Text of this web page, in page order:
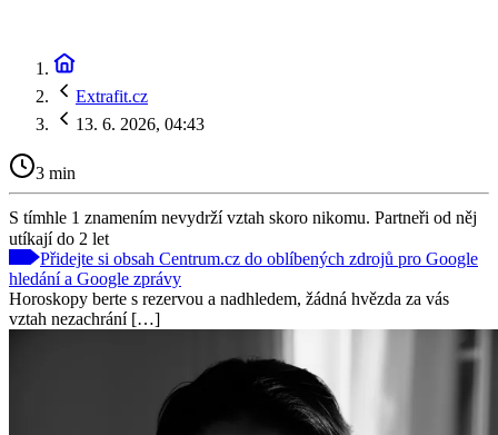
Extrafit.cz
13. 6. 2026, 04:43
3 min
S tímhle 1 znamením nevydrží vztah skoro nikomu. Partneři od něj
utíkají do 2 let
Přidejte si obsah Centrum.cz do oblíbených zdrojů pro Google
hledání a Google zprávy
Horoskopy berte s rezervou a nadhledem, žádná hvězda za vás
vztah nezachrání […]